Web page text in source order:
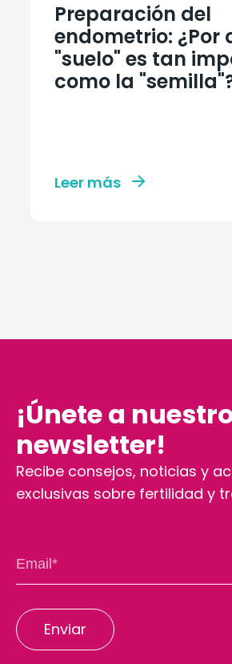
Preparación del
endometrio: ¿Por
"suelo" es tan
como la
Leer más
¡Únete a
newsletter!
Recibe consejos, noticias y
exclusivas sobre fertilidad y